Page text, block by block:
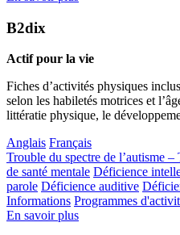
B2dix
Actif pour la vie
Fiches d’activités physiques
selon les habiletés motrices et
littératie physique, le
Anglais Français
Trouble du spectre de l’autisme –
de santé mentale Déficience
parole Déficience auditive
Informations Programmes
En savoir plus